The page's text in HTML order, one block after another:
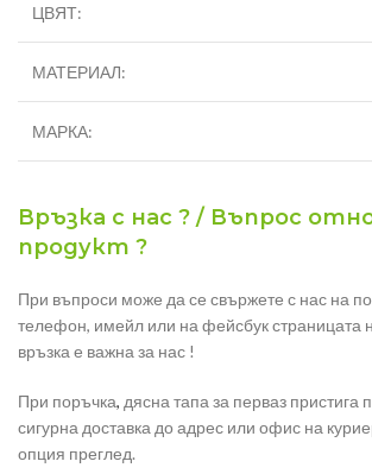
ЦВЯТ:
МАТЕРИАЛ:
МАРКА:
Връзка с нас ? / Въпрос
продукт ?
При въпроси може да се свържете с нас на
телефон, имейл или на фейсбук страницата
връзка е важна за нас !
При поръчка, дясна тапа за перваз пристига
сигурна доставка до адрес или офис на
опция преглед.